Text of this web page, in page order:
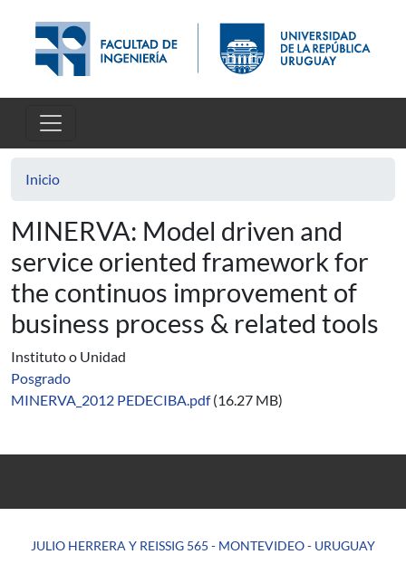
Inicio
MINERVA: Model driven and
service oriented framework for
the continuos improvement of
business process & related tools
Instituto o Unidad
Posgrado
MINERVA_2012 PEDECIBA.pdf (16.27 MB)
JULIO HERRERA Y REISSIG 565 - MONTEVIDEO - URUGUAY